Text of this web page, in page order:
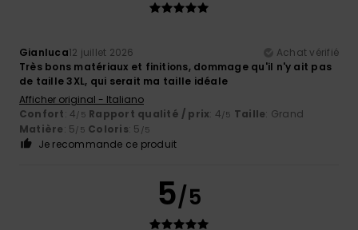
Gianluca12 juillet 2026
Achat vérifié
Très bons matériaux et finitions, dommage qu'il n'y ait pas
de taille 3XL, qui serait ma taille idéale
Afficher original - Italiano
Confort: 4/5 Rapport qualité / prix: 4/5 Taille: Grand
Matière: 5/5 Coloris: 5 /5
Je recommande ce produit
5/5